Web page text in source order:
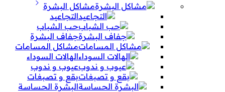
مشاكل البشرة
التجاعيد
حب الشباب
جفاف البشرة
مشاكل المسامات
الهالات السوداء
عيوب و ندوب
بقع و تصبغات
البشرة الحساسة